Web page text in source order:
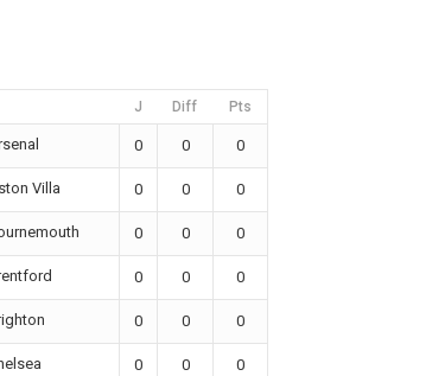
J Diff Pts
0 0 0
Villa 0 0 0
0 0 0
0 0 0
0 0 0
0 0 0